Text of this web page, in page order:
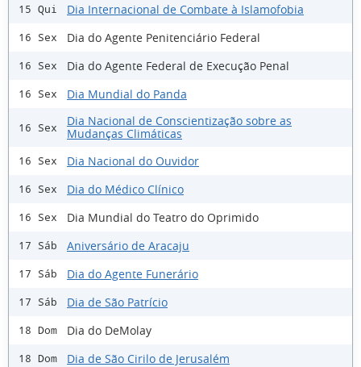
15 Qui Dia Internacional de Combate à Islamofobia
16 Sex Dia do Agente Penitenciário Federal
16 Sex Dia do Agente Federal de Execução Penal
16 Sex Dia Mundial do Panda
16 Sex
Dia Nacional de Conscientização sobre as
Mudanças Climáticas
16 Sex Dia Nacional do Ouvidor
16 Sex Dia do Médico Clínico
16 Sex Dia Mundial do Teatro do Oprimido
17 Sáb Aniversário de Aracaju
17 Sáb Dia do Agente Funerário
17 Sáb Dia de São Patrício
18 Dom Dia do DeMolay
18 Dom Dia de São Cirilo de Jerusalém